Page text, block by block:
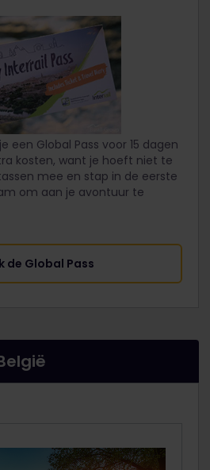
een Global Pass voor 15 dagen
kosten, want je hoeft niet te
mee en stap in de eerste
om aan je avontuur te
de Global Pass